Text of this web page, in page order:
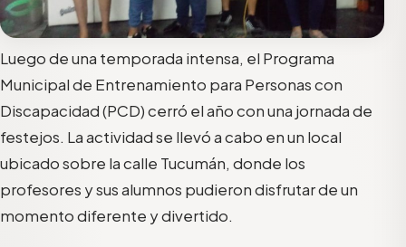
Luego de una temporada intensa, el Programa
Municipal de Entrenamiento para Personas con
Discapacidad (PCD) cerró el año con una jornada de
festejos. La actividad se llevó a cabo en un local
ubicado sobre la calle Tucumán, donde los
profesores y sus alumnos pudieron disfrutar de un
momento diferente y divertido.